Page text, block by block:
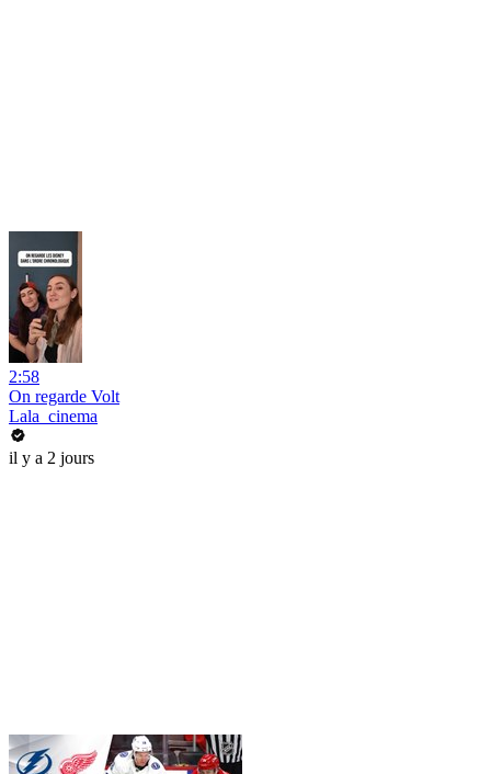
2:58
On regarde Volt
Lala_cinema
il y a 2 jours